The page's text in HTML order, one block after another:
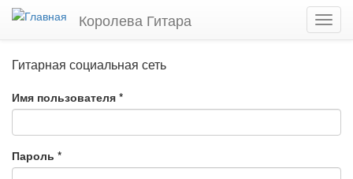
Перейти
Королева Гитара
Гитарная социальная сеть
Имя пользователя *
Пароль *